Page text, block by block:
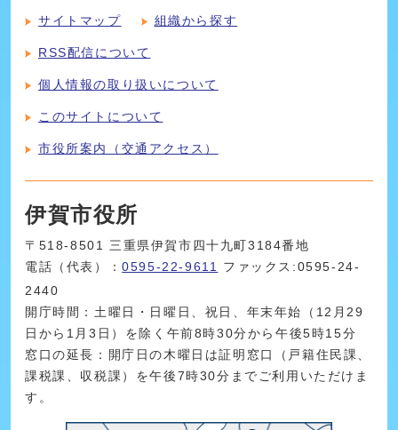
サイトマップ 組織から探す
RSS配信について
個人情報の取り扱いについて
このサイトについて
市役所案内（交通アクセス）
伊賀市役所
〒518-8501 三重県伊賀市四十九町3184番地
電話（代表）：0595-22-9611 ファックス:0595-24-
2440
開庁時間：土曜日・日曜日、祝日、年末年始（12月29
日から1月3日）を除く午前8時30分から午後5時15分
窓口の延長：開庁日の木曜日は証明窓口（戸籍住民課、
課税課、収税課）を午後7時30分までご利用いただけま
す。